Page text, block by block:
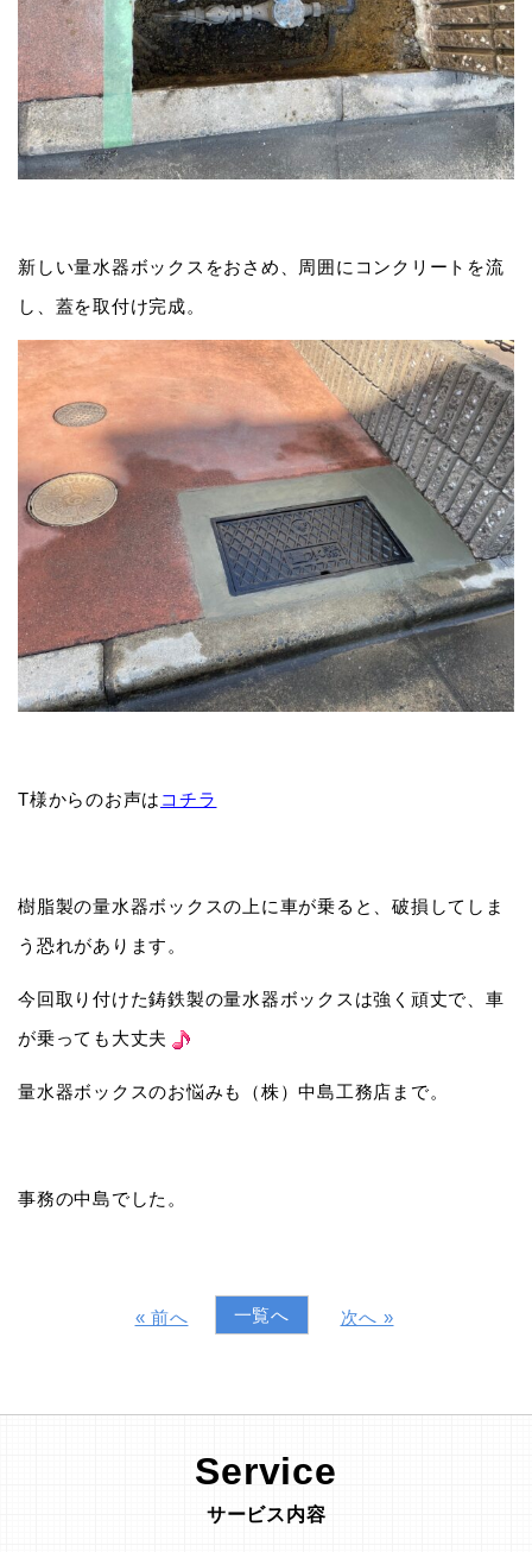
新しい量水器ボックスをおさめ、周囲にコンクリートを流
し、蓋を取付け完成。
T様からのお声は コチラ
樹脂製の量水器ボックスの上に車が乗ると、破損してしま
う恐れがあります。
今回取り付けた鋳鉄製の量水器ボックスは強く頑丈で、車
が乗っても大丈夫
量水器ボックスのお悩みも（株）中島工務店まで。
事務の中島でした。
« 前へ 一覧へ 次へ »
Service
サービス内容